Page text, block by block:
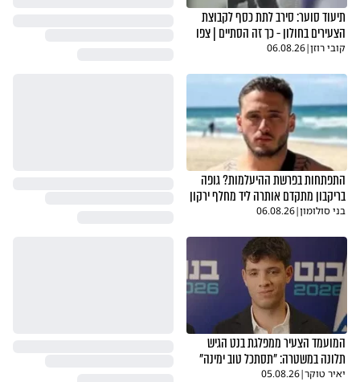
תיעוד סוער: סירב לתת כסף לקבוצת
הצעירים בחולון - כך זה הסתיים | צפו
קובי רוזן|
06.08.26
התפתחות בפרשת ההיעלמות? גופה
בריקבון מתקדם אותרה ליד מחלף ירקון
בני סולומון|
06.08.26
המועמד הצעיר ממפלגת בנט הגיש
תלונה במשטרה: "תסתכל טוב ימינה"
יאיר טוקר|
05.08.26